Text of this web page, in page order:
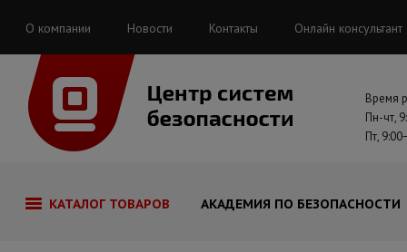
О компании Новости Контакты Онлайн консультант
Время
Пн-чт,
Пт,
КАТАЛОГ ТОВАРОВ АКАДЕМИЯ ПО БЕЗОПАСНОСТИ